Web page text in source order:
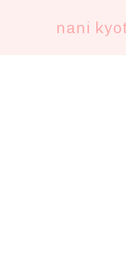
nani